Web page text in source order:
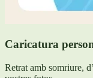
Caricatura
Retrat amb somriure,